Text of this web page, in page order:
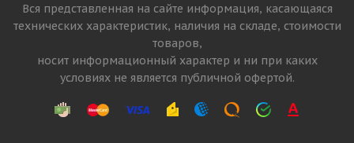
Вся представленная на сайте информация, касающаяся
технических характеристик, наличия на складе, стоимости
товаров,
носит информационный характер и ни при каких
условиях не является публичной офертой.